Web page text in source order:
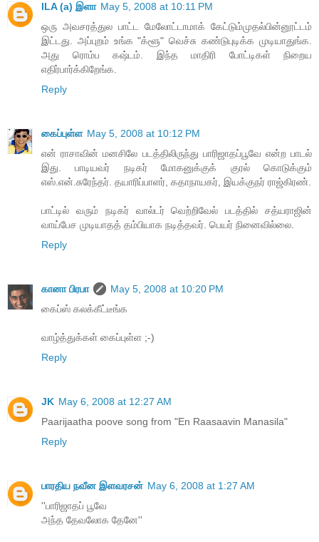
ILA (a) இளா May 5, 2008 at 10:11 PM
ஒரு அவசரத்துல பாட்ட மேலோட்டாமாக் கேட்டும்முதல்பின்னூட்டம்
இட்டது. அப்புறம் உங்க "க்ளூ" வெச்சு கண்டுபுடிக்க முடியாதுங்க.
அது ரொம்ப கஷ்டம். இந்த மாதிரி போட்டிகள் நிறைய
எதிர்பார்க்கிறேங்க.
Reply
கைப்புள்ள May 5, 2008 at 10:12 PM
என் ராசாவின் மனசிலே படத்திலிருந்து பாரிஜாதப்பூவே என்ற பாடல்
இது. பாடியவர் நடிகர் மோகனுக்குக் குரல் கொடுக்கும்
எஸ்.என்.சுரேந்தர். தயாரிப்பாளர், கதாநாயகர், இயக்குநர் ராஜ்கிரண்.
பாட்டில் வரும் நடிகர் வால்டர் வெற்றிவேல் படத்தில் சத்யராஜின்
வாய்பேச முடியாதத் தம்பியாக நடித்தவர். பெயர் நினைவில்லை.
Reply
கானா பிரபா
May 5, 2008 at 10:20 PM
கைப்ஸ் கலக்கீட்டீங்க
வாழ்த்துக்கள் கைப்புள்ள ;-)
Reply
JK May 6, 2008 at 12:27 AM
Paarijaatha poove song from "En Raasaavin Manasila"
Reply
பாரதிய நவீன இளவரசன் May 6, 2008 at 1:27 AM
''பாரிஜாதப் பூவே
அந்த தேவலோக தேனே''